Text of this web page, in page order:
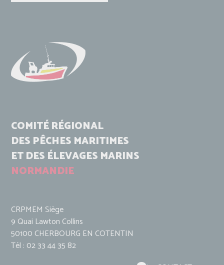
COMITÉ RÉGIONAL
DES PÊCHES MARITIMES
ET DES ÉLEVAGES MARINS
NORMANDIE
CRPMEM Siège
9 Quai Lawton Collins
50100 CHERBOURG EN COTENTIN
Tél : 02 33 44 35 82